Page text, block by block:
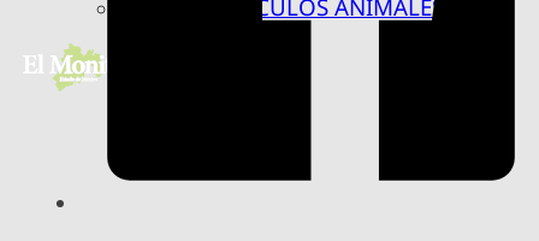
VÍNCULOS ANIMALES